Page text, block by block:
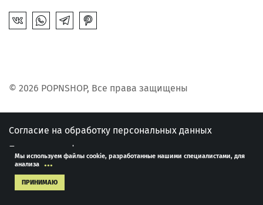
© 2026 POPNSHOP, Все права защищены
Согласие на обработку персональных данных
Политика конфиденциальности
Публичная оферта
Развитие сайта -
Мы используем файлы cookie, разработанные нашими специалистами, для
анализа
...
ПРИНИМАЮ